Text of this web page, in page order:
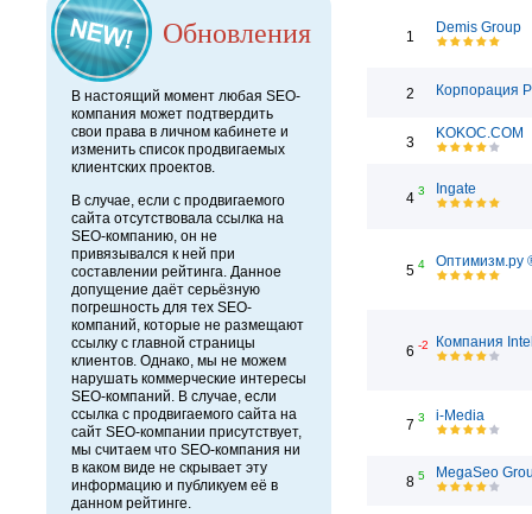
Обновления
В настоящий момент любая SEO-
компания может подтвердить
свои права в личном кабинете и
изменить список продвигаемых
клиентских проектов.
В случае, если с продвигаемого
сайта отсутствовала ссылка на
SEO-компанию, он не
привязывался к ней при
составлении рейтинга. Данное
допущение даёт серьёзную
погрешность для тех SEO-
компаний, которые не размещают
ссылку с главной страницы
клиентов. Однако, мы не можем
нарушать коммерческие интересы
SEO-компаний. В случае, если
ссылка с продвигаемого сайта на
сайт SEO-компании присутствует,
мы считаем что SEO-компания ни
в каком виде не скрывает эту
информацию и публикуем её в
данном рейтинге.
1
Demis Group
2 Корпорация
3
KOKOC.COM
4 3 Ingate
5 4 Оптимизм.ру
6 -2 Компания
7 3 i-Media
8 5 MegaSeo